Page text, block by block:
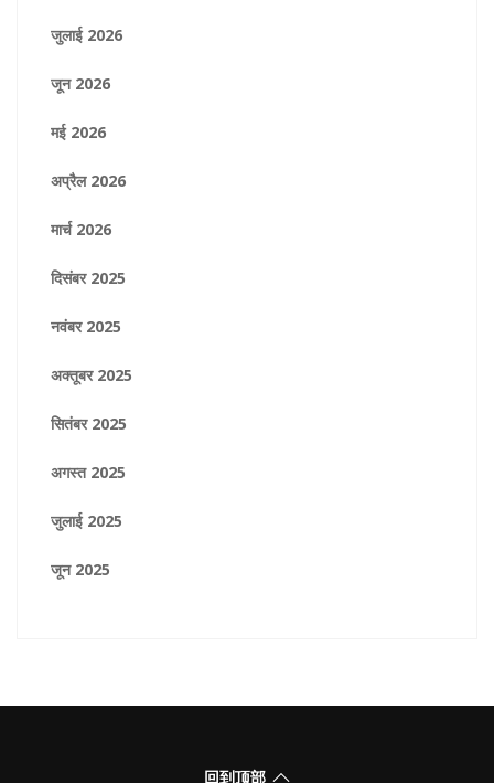
जुलाई 2026
जून 2026
मई 2026
अप्रैल 2026
मार्च 2026
दिसंबर 2025
नवंबर 2025
अक्तूबर 2025
सितंबर 2025
अगस्त 2025
जुलाई 2025
जून 2025
回到顶部